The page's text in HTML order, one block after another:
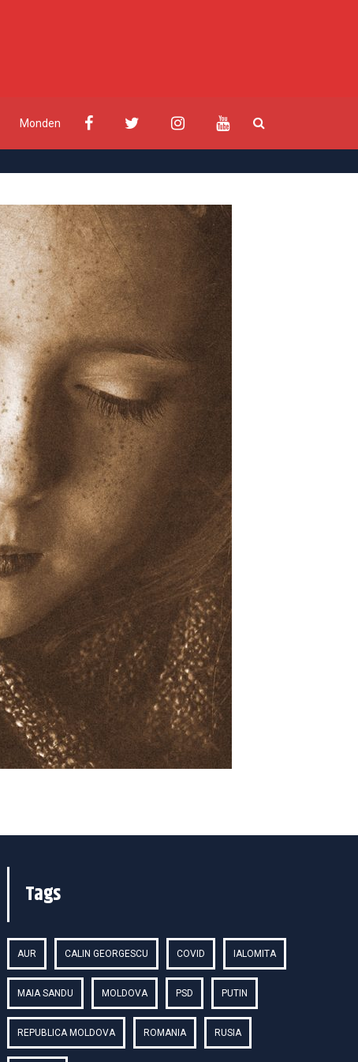
Monden
Tags
AUR CALIN GEORGESCU COVID IALOMITA
MAIA SANDU MOLDOVA PSD PUTIN
REPUBLICA MOLDOVA ROMANIA RUSIA